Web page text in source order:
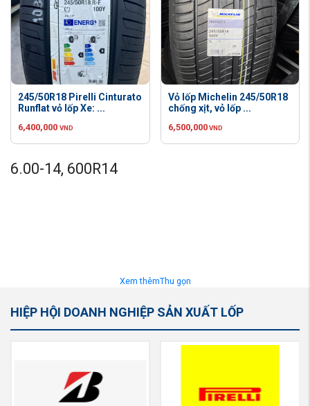
245/50R18 Pirelli Cinturato
Runflat vỏ lốp Xe: ...
6,400,000 VND
Vỏ lốp Michelin 245/50R18
chống xịt, vỏ lốp ...
6,500,000 VND
6.00-14, 600R14
Xem thêmThu gọn
HIỆP HỘI DOANH NGHIỆP SẢN XUẤT LỐP